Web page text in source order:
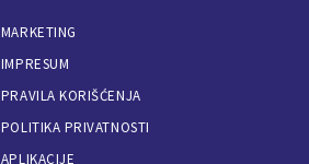
MARKETING
IMPRESUM
PRAVILA KORIŠĆENJA
POLITIKA PRIVATNOSTI
APLIKACIJE